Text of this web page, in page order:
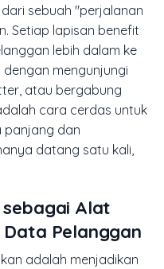
sebuah "perjalanan
Setiap lapisan benefit
lebih dalam ke
mengunjungi
atau bergabung
cara cerdas untuk
panjang dan
datang satu kali,
Alat
Pelanggan
adalah menjadikan